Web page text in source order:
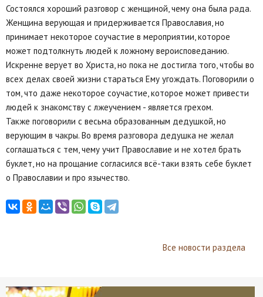
Состоялся хороший разговор с женщиной, чему она была рада.
Женщина верующая и придерживается Православия, но
принимает некоторое соучастие в мероприятии, которое
может подтолкнуть людей к ложному вероисповеданию.
Искренне верует во Христа, но пока не достигла того, чтобы во
всех делах своей жизни стараться Ему угождать. Поговорили о
том, что даже некоторое соучастие, которое может привести
людей к знакомству с лжеучением - является грехом.
Также поговорили с весьма образованным дедушкой, но
верующим в чакры. Во время разговора дедушка не желал
соглашаться с тем, чему учит Православие и не хотел брать
буклет, но на прощание согласился всё-таки взять себе буклет
о Православии и про язычество.
Все новости раздела